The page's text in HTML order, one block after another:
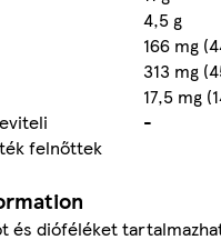
4,5 g
166 mg
313 mg
17,5 mg
felnőttek
-
és dióféléket